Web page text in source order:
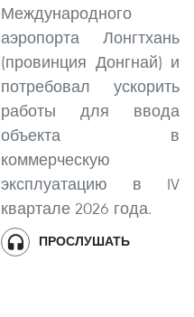
Международного
аэропорта Лонгтхань
(провинция Донгнай) и
потребовал ускорить
работы для ввода
объекта в
коммерческую
эксплуатацию в IV
квартале 2026 года.
ПРОСЛУШАТЬ